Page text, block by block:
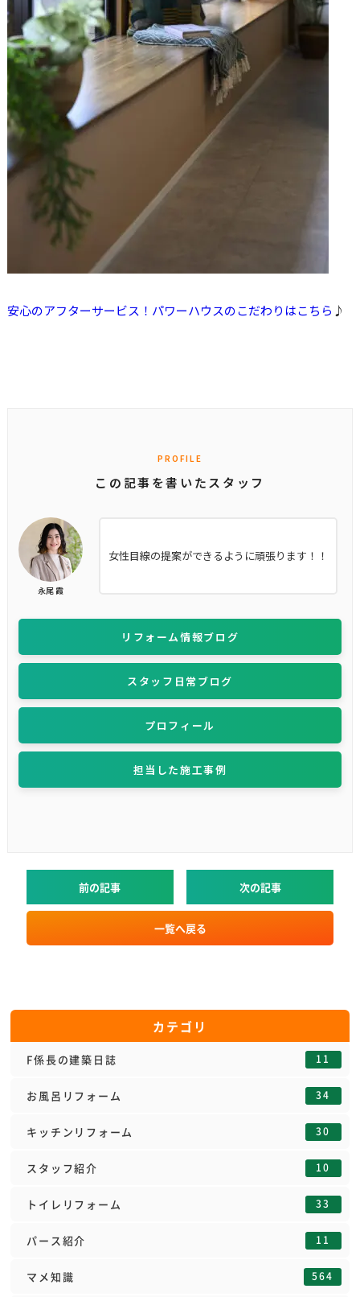
安心のアフターサービス！パワーハウスのこだわりはこちら ♪
PROFILE
この記事を書いたスタッフ
永尾 霞
女性目線の提案ができるように頑張ります！！
リフォーム情報ブログ
スタッフ日常ブログ
プロフィール
担当した施工事例
前の記事 次の記事
一覧へ戻る
カテゴリ
F係長の建築日誌 11
お風呂リフォーム 34
キッチンリフォーム 30
スタッフ紹介 10
トイレリフォーム 33
パース紹介 11
マメ知識 564